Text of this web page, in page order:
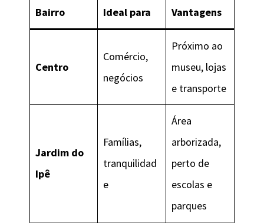
Bairro Ideal para Vantagens
Centro
Comércio,
negócios
Próximo ao
museu, lojas
e transporte
Jardim do
Ipê
Famílias,
tranquilidad
e
Área
arborizada,
perto de
escolas e
parques